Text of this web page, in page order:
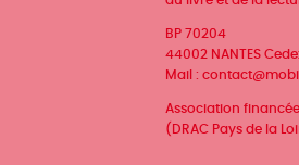
BP 70204
44002 NANTES
Mail :
Association
(DRAC Pays de la